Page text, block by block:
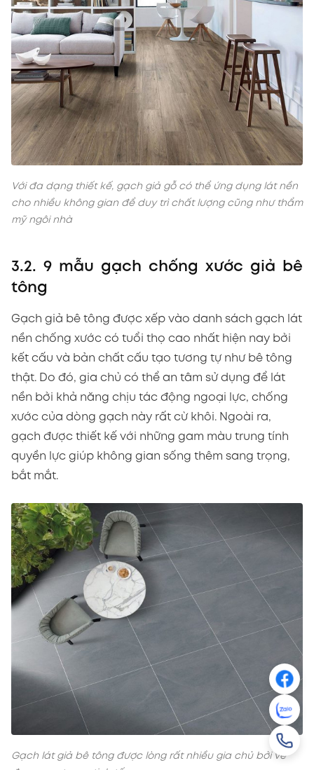
Với đa dạng thiết kế, gạch giả gỗ có thể ứng dụng lát nền
cho nhiều không gian để duy trì chất lượng cũng như thẩm
mỹ ngôi nhà
3.2. 9 mẫu gạch chống xước giả bê
tông
Gạch giả bê tông được xếp vào danh sách gạch lát
nền chống xước có tuổi thọ cao nhất hiện nay bởi
kết cấu và bản chất cấu tạo tương tự như bê tông
thật. Do đó, gia chủ có thể an tâm sử dụng để lát
nền bởi khả năng chịu tác động ngoại lực, chống
xước của dòng gạch này rất cừ khôi. Ngoài ra,
gạch được thiết kế với những gam màu trung tính
quyền lực giúp không gian sống thêm sang trọng,
bắt mắt.
Gạch lát giả bê tông được lòng rất nhiều gia chủ bởi vẻ